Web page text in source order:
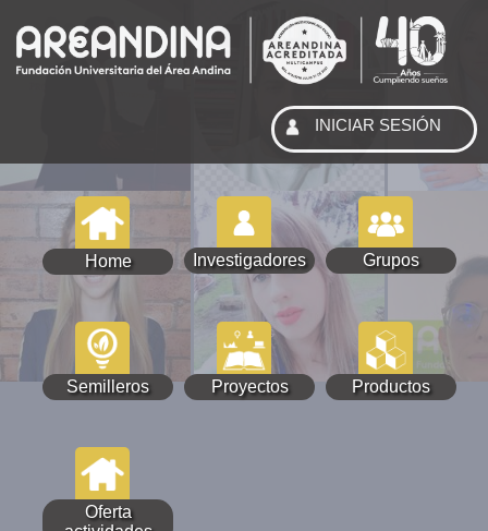
Home Investigadores Grupos
Semilleros Proyectos Productos
Oferta
INICIAR SESIÓN